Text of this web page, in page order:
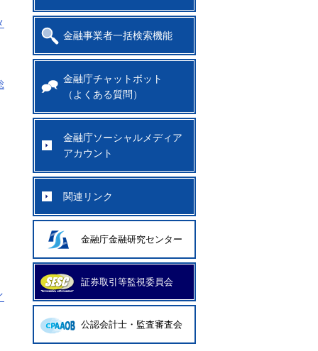
金融事業者一括検索機能
金融庁チャットボット
（よくある質問）
金融庁ソーシャルメディア
アカウント
関連リンク
金融庁金融研究センター
証券取引等監視委員会
公認会計士・監査審査会